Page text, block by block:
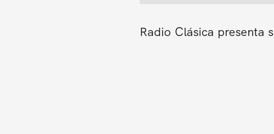
Radio Clásica presenta